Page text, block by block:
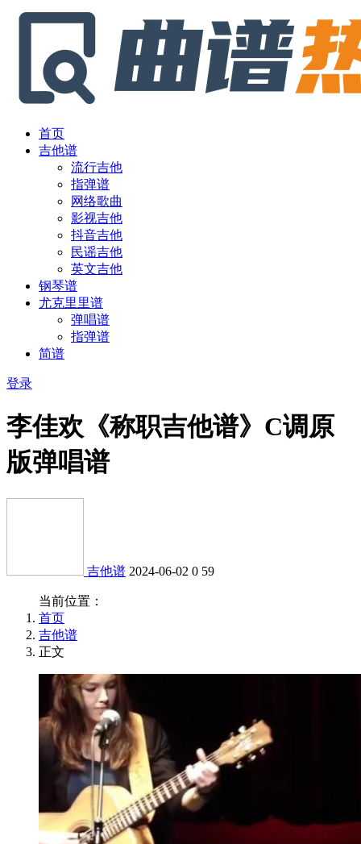
首页
吉他谱
流行吉他
指弹谱
网络歌曲
影视吉他
抖音吉他
民谣吉他
英文吉他
钢琴谱
尤克里里谱
弹唱谱
指弹谱
简谱
登录
李佳欢《称职吉他谱》C调原
版弹唱谱
吉他谱 2024-06-02 0 59
当前位置：
首页
吉他谱
正文